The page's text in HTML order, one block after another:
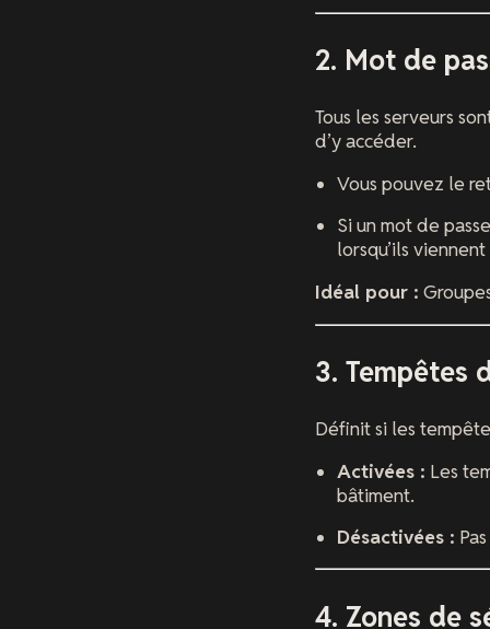
2. Mot de
Tous les serveurs
d’y accéder.
Vous pouvez le
Si un mot de
lorsqu’ils
Idéal pour :
3. Tempêtes
Définit si les
Activées : Les
bâtiment.
Désactivées :
4. Zones de